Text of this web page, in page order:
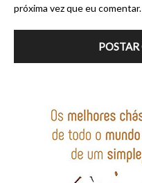
próxima vez que eu comentar.